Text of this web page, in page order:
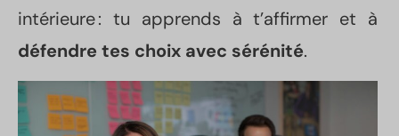
intérieure : tu apprends à t’affirmer et à
défendre tes choix avec sérénité.
C'est possible !